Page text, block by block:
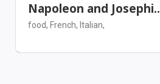
Napoleon and Josephi..
food, French, Italian,